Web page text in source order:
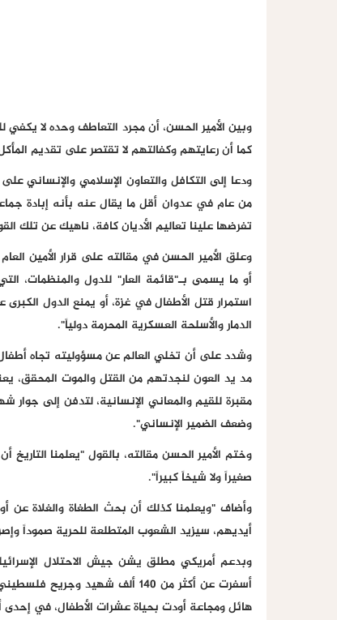
وبين الأمير الحسن، أن مجرد التعاطف وحده لا
كما أن رعايتهم وكفالتهم لا تقتصر على تقديم
ودعا إلى التكافل والتعاون الإسلامي والإنساني
من عام في عدوان أقل ما يقال عنه بأنه إبادة
تفرضها علينا تعاليم الأديان كافة، ناهيك عن تلك
وعلق الأمير الحسن في مقالته على قرار الأمين
أو ما يسمى بـ"قائمة العار" للدول والمنظمات،
استمرار قتل الأطفال في غزة، أو يمنع الدول
الدمار والأسلحة العسكرية المحرمة دولياً".
وشدد على أن تخلي العالم عن مسؤوليته تجاه
مد يد العون لنجدتهم من القتل والموت المحقق،
مقبرة للقيم والمعاني الإنسانية، لتدفن إلى جوار
وضعف الضمير الإنساني".
وختم الأمير الحسن مقالته، بالقول "يعلمنا التاريخ
صغيراً ولا شيخاً كبيراً".
وأضاف "ويعلمنا كذلك أن بحث الطغاة والغلاة عن
أيديهم، سيزيد الشعوب المتطلعة للحرية صموداً
هائل ومجاعة أودت بحياة عشرات الأطفال، في إحدى